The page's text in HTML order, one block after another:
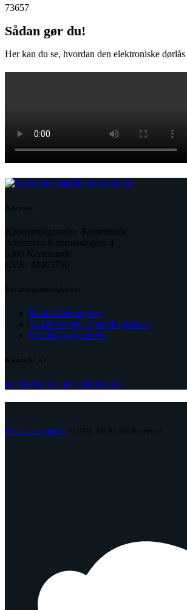
73657
Sådan gør du!
Her kan du se, hvordan den elektroniske
Adresse
Købmandsgaarden Kerteminde
Andresens Købmandsgård 4
5300 Kerteminde
CVR: 44465736
Betalingsmuligheder
Handelsbetingelser
Vilkår for leje af Samlingsstuen
Privatliv og cookies
Kontakt os
facebookenvelope-2phone-call
Købmandsgaarden © 2026. All Rights Reserved.